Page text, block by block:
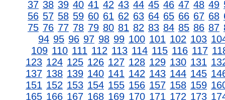
37 38 39 40 41 42 43 44 45 46 47 48 49
56 57 58 59 60 61 62 63 64 65 66 67 68
75 76 77 78 79 80 81 82 83 84 85 86 87
94 95 96 97 98 99 100 101 102 103
109 110 111 112 113 114 115 116 117
123 124 125 126 127 128 129 130 131
137 138 139 140 141 142 143 144 145
151 152 153 154 155 156 157 158 159
165 166 167 168 169 170 171 172 173